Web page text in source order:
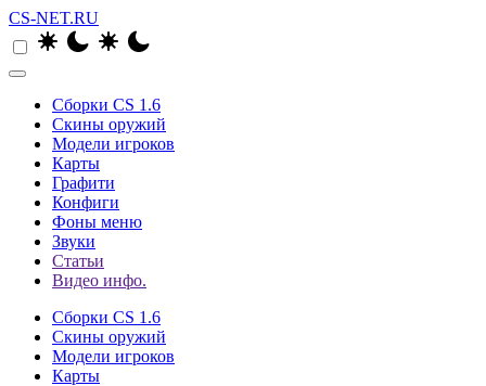
CS-NET.RU
Сборки CS 1.6
Скины оружий
Модели игроков
Карты
Графити
Конфиги
Фоны меню
Звуки
Статьи
Видео инфо.
Сборки CS 1.6
Скины оружий
Модели игроков
Карты